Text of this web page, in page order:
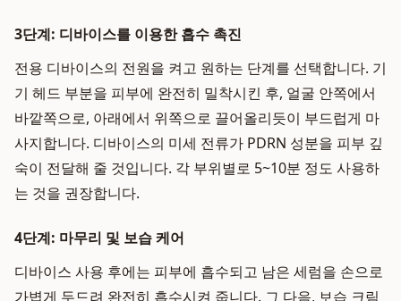
3단계: 디바이스를 이용한 흡수 촉진
전용 디바이스의 전원을 켜고 원하는 단계를 선택합니다. 기
기 헤드 부분을 피부에 완전히 밀착시킨 후, 얼굴 안쪽에서
바깥쪽으로, 아래에서 위쪽으로 끌어올리듯이 부드럽게 마
사지합니다. 디바이스의 미세 전류가 PDRN 성분을 피부 깊
숙이 전달해 줄 것입니다. 각 부위별로 5~10분 정도 사용하
는 것을 권장합니다.
4단계: 마무리 및 보습 케어
디바이스 사용 후에는 피부에 흡수되고 남은 세럼을 손으로
가볍게 두드려 완전히 흡수시켜 줍니다. 그 다음, 보습 크림